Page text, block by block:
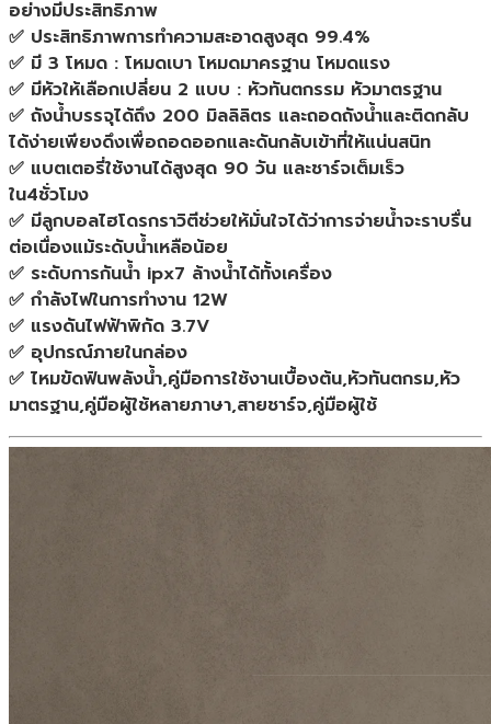
อย่างมีประสิทธิภาพ
✅ ประสิทธิภาพการทำความสะอาดสูงสุด 99.4%
✅ มี 3 โหมด : โหมดเบา โหมดมาครฐาน โหมดแรง
✅ มีหัวให้เลือกเปลี่ยน 2 แบบ : หัวทันตกรรม หัวมาตรฐาน
✅ ถังน้ำบรรจุได้ถึง 200 มิลลิลิตร และถอดถังน้ำและติดกลับ
ได้ง่ายเพียงดึงเพื่อถอดออกและดันกลับเข้าที่ให้แน่นสนิท
✅ แบตเตอรี่ใช้งานได้สูงสุด 90 วัน และชาร์จเต็มเร็ว
ใน4ชั่วโมง
✅ มีลูกบอลไฮโดรกราวิตีช่วยให้มั่นใจได้ว่าการจ่ายน้ำจะราบรื่น
ต่อเนื่องแม้ระดับน้ำเหลือน้อย
✅ ระดับการกันน้ำ ipx7 ล้างน้ำได้ทั้งเครื่อง
✅ กำลังไฟในการทำงาน 12W
✅ แรงดันไฟฟ้าพิกัด 3.7V
✅ อุปกรณ์ภายในกล่อง
✅ ไหมขัดฟันพลังน้ำ,คู่มือการใช้งานเบื้องต้น,หัวทันตกรม,หัว
มาตรฐาน,คู่มือผู้ใช้หลายภาษา,สายชาร์จ,คู่มือผู้ใช้